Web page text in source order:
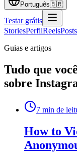
Português🇧🇷
Testar grátis
StoriesPerfilReelsPosts
Guias e artigos
Tudo que
sobre
7 min de
How to